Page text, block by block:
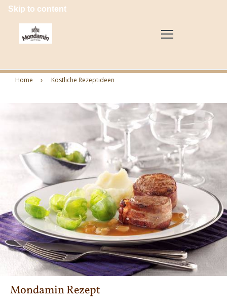
Skip to content
Home Köstliche Rezeptideen
Mondamin Rezept